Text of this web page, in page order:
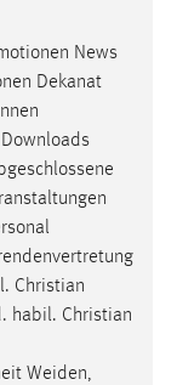
News
Dekanat
Christian
habil. Christian
Weiden,
Website